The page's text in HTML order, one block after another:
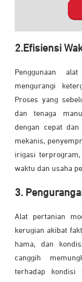
2.Efisiensi
Penggunaan
mengurangi
Proses yang
dan tenaga
dengan cepat
mekanis,
irigasi
waktu dan usaha
3.
Alat pertanian
kerugian akibat
hama, dan
canggih
terhadap kondisi